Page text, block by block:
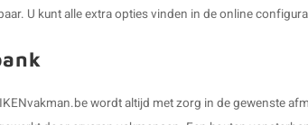
U kunt alle extra opties vinden in de online
wordt altijd met zorg in de gewenste